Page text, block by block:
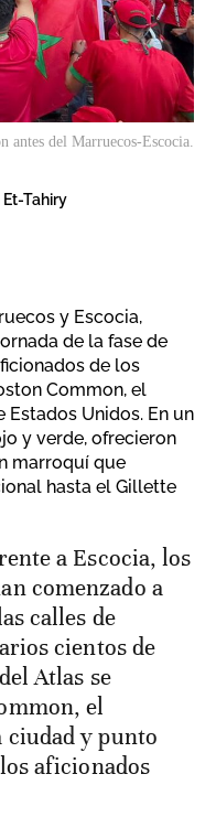
antes del Marruecos-Escocia.
Tahiry
y Escocia,
de la fase de
de los
Common, el
Unidos. En un
y verde, ofrecieron
marroquí que
hasta el Gillette
comenzado a
calles de
cientos de
Atlas se
el
ciudad y punto
aficionados